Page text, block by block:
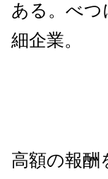
ある。べつ
細企業。
高額の報酬